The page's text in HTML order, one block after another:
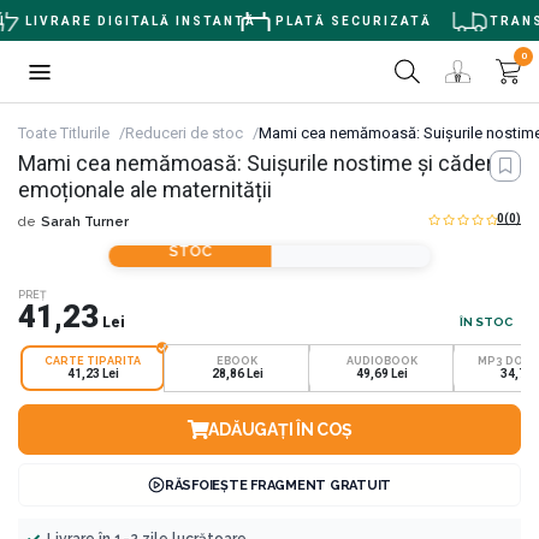
LIVRARE DIGITALĂ INSTANTĂ PLATĂ SECURIZATĂ
0
Toate Titlurile Reduceri de stoc Mami cea nemămoasă: Suișurile
Mami cea nemămoasă: Suișurile nostime și căderile
emoționale ale maternității
de Sarah Turner 0(0)
STOC
PREȚ
41,23 Lei ÎN STOC
CARTE TIPARITA
41,23 Lei
EBOOK
28,86 Lei
AUDIOBOOK
49,69 Lei
MP3
34,78
ADĂUGAȚI ÎN COȘ
RĂSFOIEȘTE FRAGMENT GRATUIT